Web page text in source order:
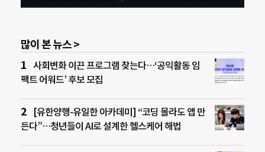
많이 본 뉴스 >
사회변화 이끈 프로그램 찾는다…‘공익활동 임
팩트 어워드’ 후보 모집
[유한양행-유일한 아카데미] “코딩 몰라도 앱 만
든다”…청년들이 AI로 설계한 헬스케어 해법